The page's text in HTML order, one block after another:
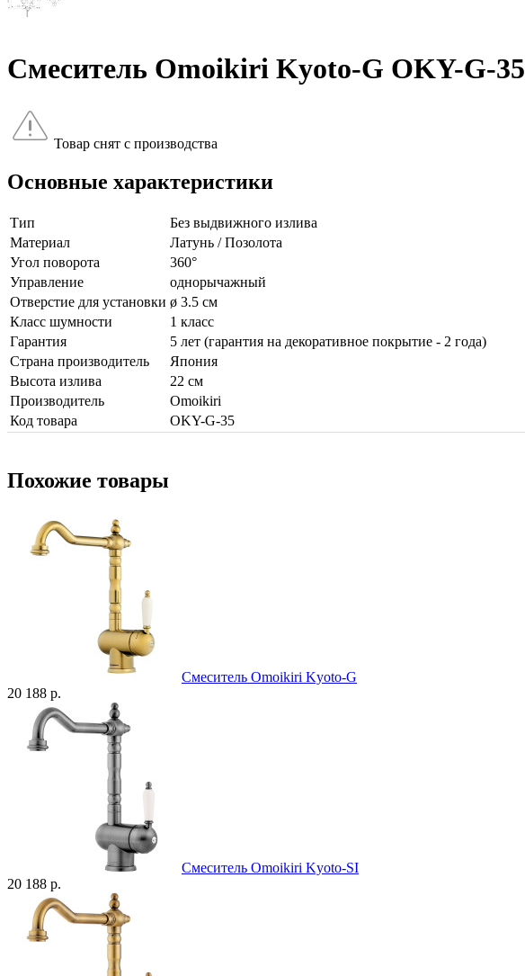
Смеситель Omoikiri Kyoto-G OKY-G-35
Товар снят с производства
Основные характеристики
Тип
Без выдвижного излива
Материал
Латунь / Позолота
Угол поворота
360°
Управление
однорычажный
Отверстие для установки ø 3.5 см
Класс шумности
1 класс
Гарантия
5 лет (гарантия на декоративное покрытие - 2 года)
Страна производитель
Япония
Высота излива
22 см
Производитель
Omoikiri
Код товара
OKY-G-35
Похожие товары
Смеситель Omoikiri Kyoto-G
20 188 р.
Смеситель Omoikiri Kyoto-SI
20 188 р.